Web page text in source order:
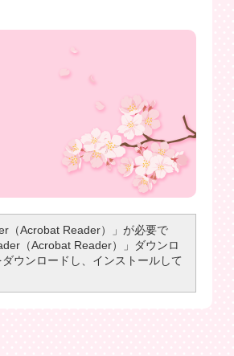
（Acrobat Reader）」が必要で
（Acrobat Reader）」ダウンロ
ウンロードし、インストールして